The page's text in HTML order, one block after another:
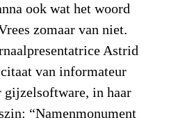
ook wat het woord
zomaar van niet.
Astrid
van informateur
gijzelsoftware, in haar
“Namenmonument